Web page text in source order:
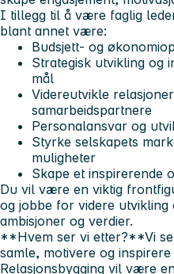
I tillegg til å være faglig
blant annet være:
Budsjett- og
Strategisk utvikling og
mål
Videreutvikle
samarbeidspartnere
Personalansvar og
Styrke selskapets
muligheter
Skape et inspirerende
Du vil være en viktig
og jobbe for videre utvikling
ambisjoner og verdier.
**Hvem ser vi etter?**Vi
samle, motivere og
Relasjonsbygging vil være